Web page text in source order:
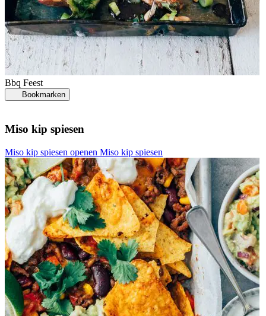
Bbq Feest
Bookmarken
Miso kip spiesen
Miso kip spiesen openen Miso kip spiesen